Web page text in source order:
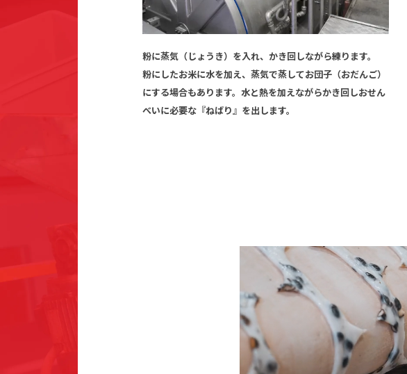
粉に蒸気（じょうき）を入れ、かき回しながら練ります。
粉にしたお米に水を加え、蒸気で蒸してお団子（おだんご）
にする場合もあります。水と熱を加えながらかき回しおせん
べいに必要な『ねばり』を出します。